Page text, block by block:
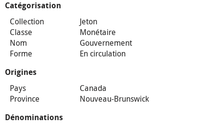
Catégorisation
Collection
Jeton
Classe
Monétaire
Nom
Gouvernement
Forme
En circulation
Origines
Pays
Canada
Province
Nouveau-Brunswick
Dénominations